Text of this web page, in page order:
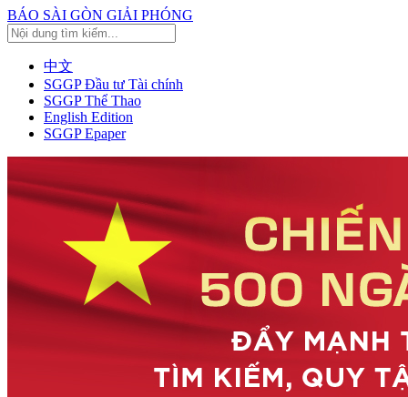
BÁO SÀI GÒN GIẢI PHÓNG
中文
SGGP Đầu tư Tài chính
SGGP Thể Thao
English Edition
SGGP Epaper